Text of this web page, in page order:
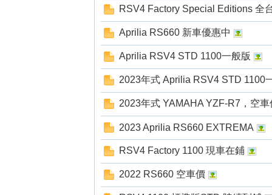
RSV4 Factory Special Editions 全
Aprilia RS660 新車優惠中
Aprilia RSV4 STD 1100一般版
2023年式 Aprilia RSV4 STD 1100
2023年式 YAMAHA YZF-R7，空車
2023 Aprilia RS660 EXTREMA
RSV4 Factory 1100 現車在鋪
2022 RS660 空車價